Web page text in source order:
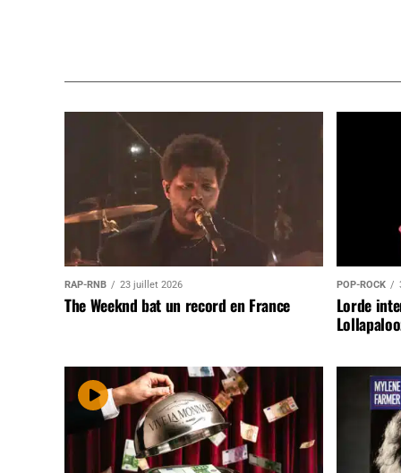
RAP-RNB 23 juillet 2026
The Weeknd bat un record en France
POP-ROCK
Lorde